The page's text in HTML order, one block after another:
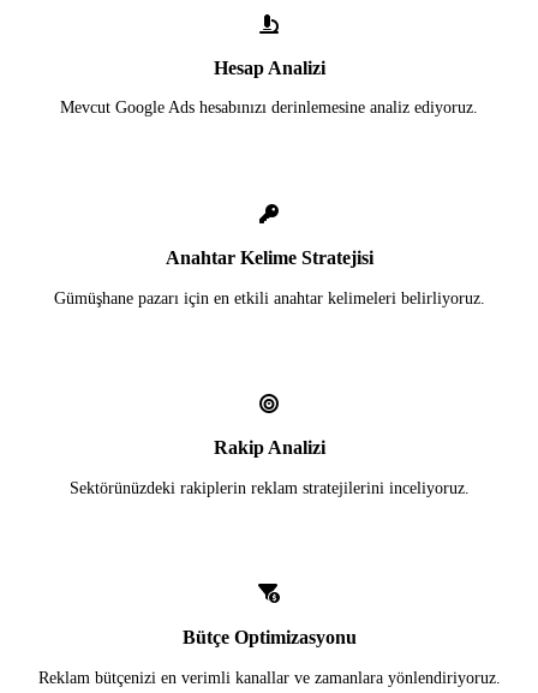
Hesap Analizi
Mevcut Google Ads hesabınızı derinlemesine analiz ediyoruz.
Anahtar Kelime Stratejisi
Gümüşhane pazarı için en etkili anahtar kelimeleri belirliyoruz.
Rakip Analizi
Sektörünüzdeki rakiplerin reklam stratejilerini inceliyoruz.
Bütçe Optimizasyonu
Reklam bütçenizi en verimli kanallar ve zamanlara yönlendiriyoruz.